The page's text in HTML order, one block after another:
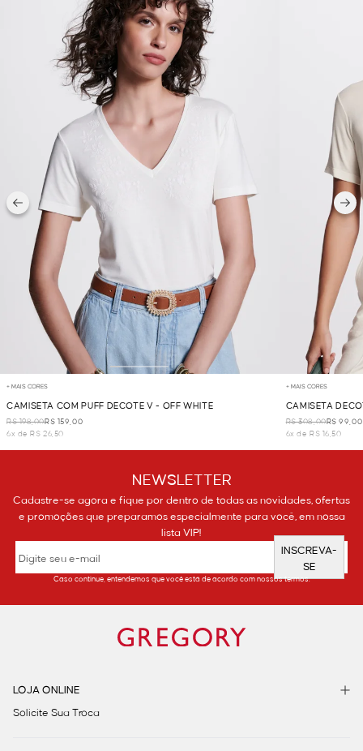
+ MAIS CORES
CAMISETA COM PUFF DECOTE V - OFF WHITE
R$ 198,00R$ 159,00
6x de R$ 26,50
+ MAIS CORES
CAMISETA
R$ 308,00R$ 99,00
6x de R$ 16,50
NEWSLETTER
Cadastre-se agora e fique por dentro de todas as novidades, ofertas
e promoções que preparamos especialmente para você, em nossa
lista VIP!
INSCREVA-
SE
Caso continue, entendemos que você está de acordo com nossos termos.
LOJA ONLINE
Solicite Sua Troca